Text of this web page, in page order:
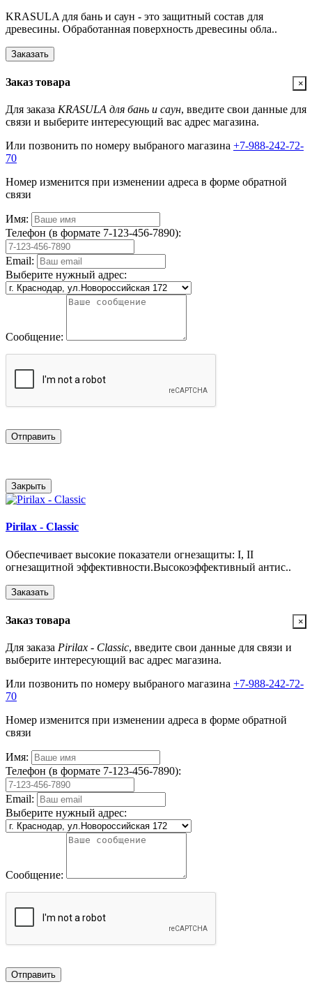
KRASULA для бань и саун - это защитный состав для
древесины. Обработанная поверхность древесины обла..
Заказать
×
Заказ товара
Для заказа KRASULA для бань и саун, введите свои данные для
связи и выберите интересующий вас адрес магазина.
Или позвонить по номеру выбраного магазина +7-988-242-72-
70
Номер изменится при изменении адреса в форме обратной
связи
Имя:
Телефон (в формате 7-123-456-7890):
Email:
Выберите нужный адрес:
Сообщение:
Отправить
Закрыть
Pirilax - Classic
Обеспечивает высокие показатели огнезащиты: I, II
огнезащитной эффективности.Высокоэффективный антис..
Заказать
×
Заказ товара
Для заказа Pirilax - Classic, введите свои данные для связи и
выберите интересующий вас адрес магазина.
Или позвонить по номеру выбраного магазина +7-988-242-72-
70
Номер изменится при изменении адреса в форме обратной
связи
Имя:
Телефон (в формате 7-123-456-7890):
Email:
Выберите нужный адрес:
Сообщение:
Отправить